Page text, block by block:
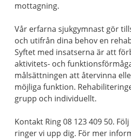
mottagning.
Vår erfarna sjukgymnast gör
och utifrån dina behov en
Syftet med insatserna är att
aktivitets- och
målsättningen att återvinna
möjliga funktion.
grupp och individuellt.
Kontakt Ring 08 123 409 50.
ringer vi upp dig. För mer